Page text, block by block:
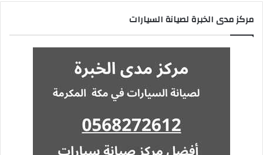
مركز مدى الخبرة لصيانة السيارات